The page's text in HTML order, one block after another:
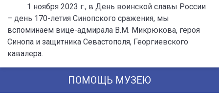
1 ноября 2023 г., в День воинской славы России
– день 170-летия Синопского сражения, мы
вспоминаем вице-адмирала В.М. Микрюкова, героя
Синопа и защитника Севастополя, Георгиевского
кавалера.
ПОМОЩЬ МУЗЕЮ